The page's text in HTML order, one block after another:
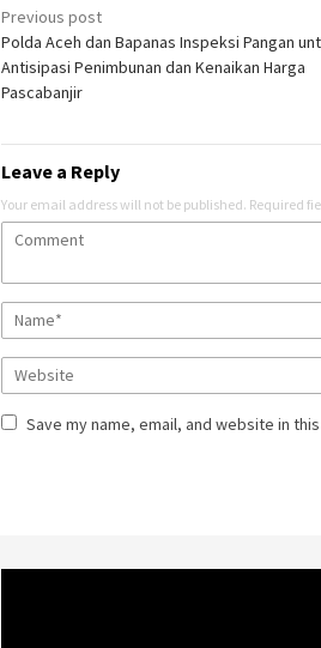
Post
navigation
Previous post
Polda Aceh dan Bapanas Inspeksi Pangan
Antisipasi Penimbunan dan Kenaikan Harga
Pascabanjir
Leave a Reply
Your email address will not be published. Required
Save my name, email, and website in